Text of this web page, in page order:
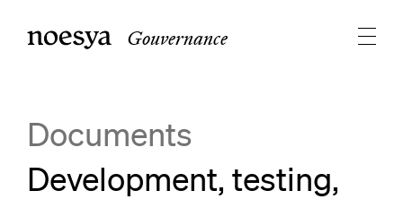
Gouvernance
Documents
Development, testing,